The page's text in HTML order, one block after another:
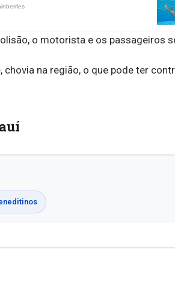
o motorista e os passageiros
na região, o que pode ter